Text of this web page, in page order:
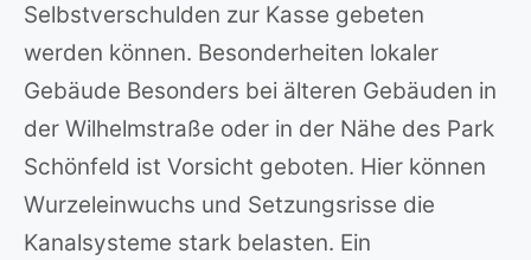
Selbstverschulden zur Kasse gebeten
werden können. Besonderheiten lokaler
Gebäude Besonders bei älteren Gebäuden in
der Wilhelmstraße oder in der Nähe des Park
Schönfeld ist Vorsicht geboten. Hier können
Wurzeleinwuchs und Setzungsrisse die
Kanalsysteme stark belasten. Ein